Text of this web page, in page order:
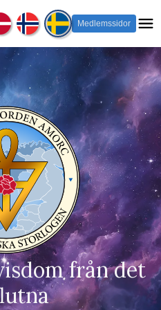
Medlemssidor
från det